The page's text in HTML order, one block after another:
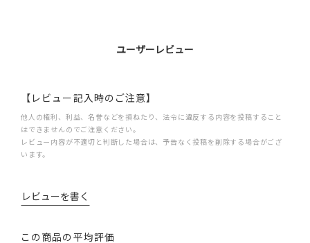
ユーザーレビュー
【レビュー記入時のご注意】
他人の権利、利益、名誉などを損ねたり、法令に違反する内容を投稿すること
はできませんのでご注意ください。
レビュー内容が不適切と判断した場合は、予告なく投稿を削除する場合がござ
います。
レビューを書く